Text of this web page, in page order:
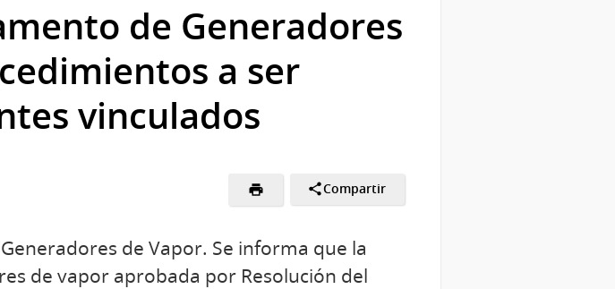
de Generadores
a ser
vinculados
Compartir
de Vapor. Se informa que la
de vapor aprobada por Resolución del